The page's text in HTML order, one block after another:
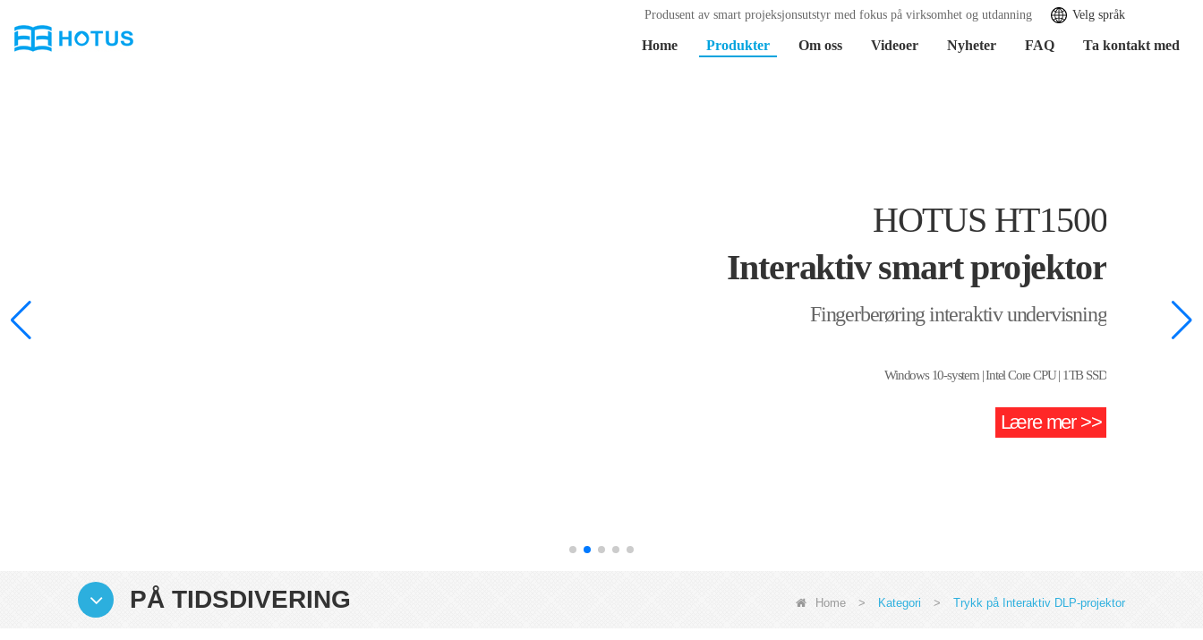
Velg språk
Produsent av smart projeksjonsutstyr med fokus på virksomhet og utdanning
Home Produkter Om oss Videoer Nyheter FAQ Ta kontakt med
HOTUS HT1500
Interaktiv smart projektor
Fingerberøring interaktiv undervisning
Windows 10-system | Intel Core CPU | 1TB SSD
Lære mer >>
PÅ TIDSDIVERING Home > Kategori > Trykk på Interaktiv DLP-projektor